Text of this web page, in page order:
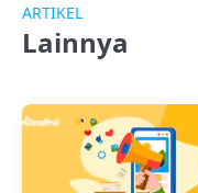
ARTIKEL
Lainnya